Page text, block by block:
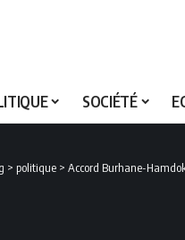
SOCIÉTÉ
> politique > Accord Burhane-